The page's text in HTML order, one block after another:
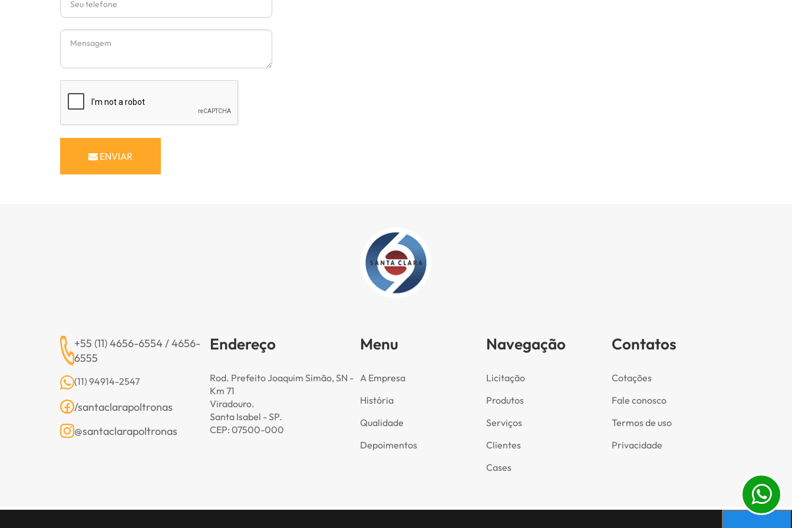
Mensagem
ENVIAR
+55 (11) 4656-6554 / 4656-
6555
(11) 94914-2547
/santaclarapoltronas
@santaclarapoltronas
Endereço
Rod. Prefeito Joaquim Simão, SN -
Km 71
Viradouro.
Santa Isabel - SP.
CEP: 07500-000
Menu
A Empresa
História
Qualidade
Depoimentos
Navegação
Licitação
Produtos
Serviços
Clientes
Cases
Contatos
Cotações
Fale conosco
Termos de uso
Privacidade